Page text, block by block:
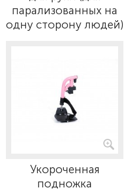
парализованных на
одну сторону людей)
Укороченная
подножка